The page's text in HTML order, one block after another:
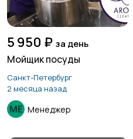
5 950 ₽ за день
Мойщик посуды
Санкт-Петербург
2 месяца назад
Менеджер